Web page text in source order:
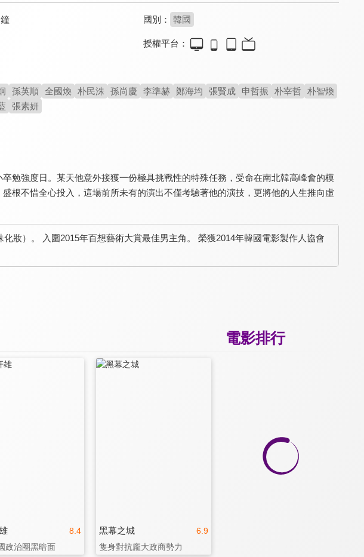
7.2
遲來的正義
沒有寬恕就沒有未來
7.8
十年
香港電影史的劃時代寓言
8.8
國際市場：半世紀的諾言
見證南韓半個世紀的歷史
7.3
他們的自由年代 7.3
革命吧！宅男 8.4
超級大國民(數位修復版)
國別： 韓國
授權平台：
孫英順 全國煥 朴民洙 孫尚慶 李準赫 鄭海均 張賢成 申哲振 朴宰哲 朴智煥
張素妍
勉強度日。某天他意外接獲一份極具挑戰性的特殊任務，受命在南北韓高峰會的模
根不惜全心投入，這場前所未有的演出不僅考驗著他的演技，更將他的人生推向虛
妝）。 入圍2015年百想藝術大賞最佳男主角。 榮獲2014年韓國電影製作人協會
電影排行
8.4
政治圈黑暗面
6.9
黑幕之城
隻身對抗龐大政商勢力